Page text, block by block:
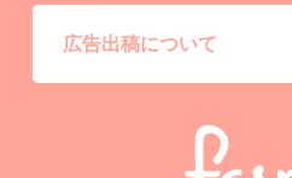
広告出稿について